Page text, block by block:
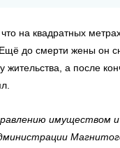
на квадратных
до смерти жены он
жительства, а после
имуществом